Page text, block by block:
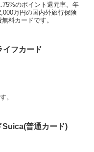
のポイント還元率。年
万円の国内外旅行保険
料カードです。
イフカード
。
普通カード)